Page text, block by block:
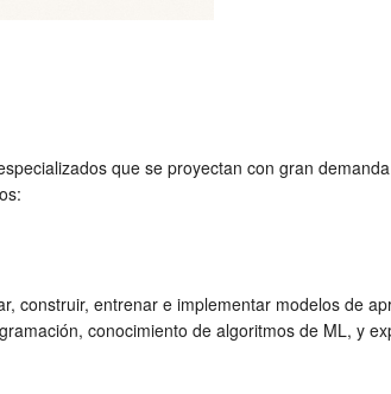
que se proyectan con gran
entrenar e implementar modelos de
conocimiento de algoritmos de ML, y